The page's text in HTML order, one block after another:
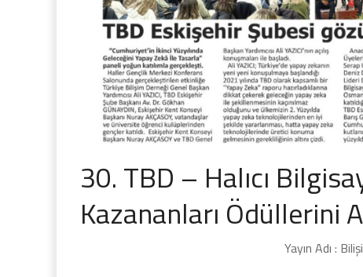
30. TBD – Halıcı
Kazananları Ödüllerini
Yayın Adı :